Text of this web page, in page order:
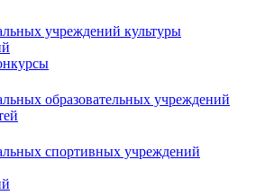
учреждений культуры
образовательных учреждений
спортивных учреждений